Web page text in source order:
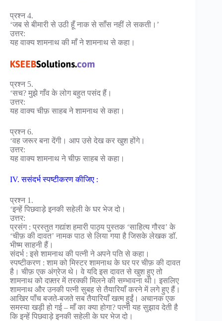
प्रश्न 4.
‘जब से बीमारी से उठी हूँ नाक से साँस नहीं ले सकती।’
उत्तर:
यह वाक्य शामनाथ की माँ ने शामनाथ से कहा।
प्रश्न 5.
‘सच? मुझे गाँव के लोग बहुत पसंद हैं।
उत्तर:
यह वाक्य चीफ़ साहब ने शामनाथ से कहा।
प्रश्न 6.
‘वह जरूर बना देंगी। आप उसे देख कर खुश होंगे।
उत्तर:
यह वाक्य शामनाथ ने चीफ़ साहब से कहा।
IV. ससंदर्भ स्पष्टीकरण कीजिए :
प्रश्न 1.
‘इन्हें पिछवाड़े इनकी सहेली के घर भेज दो।
उत्तर:
प्रसंग : प्रस्तुत गद्यांश हमारी पाठ्य पुस्तक ‘साहित्य गौरव’ के
‘चीफ़ की दावत’ नामक पाठ से लिया गया है जिसके लेखक डॉ.
भीष्म साहनी हैं।
संदर्भ : इसे शामनाथ की पत्नी ने अपने पति से कहा।
स्पष्टीकरण : शाम को मिस्टर शामनाथ के घर पर चीफ़ की दावत
है। चीफ़ एक अंग्रेज थे। वे यदि इस दावत से खुश हुए तो
शामनाथ को दफ़्तर में तरक्की मिलने की सम्भावना थी। इसलिए
शामनाथ और उनकी पत्नी सुबह से तैयारियाँ करने में लगे हुए हैं।
आखिर पाँच बजते-बजते सब तैयारियाँ खत्म हुईं। अचानक एक
समस्या खड़ी हो गई – माँ का क्या होगा? पत्नी यह सुझाव देती है
कि इन्हें पिछवाड़े इनकी सहेली के घर भेज दो।